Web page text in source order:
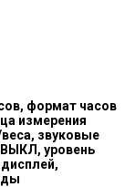
формат часов
измерения
звуковые
уровень